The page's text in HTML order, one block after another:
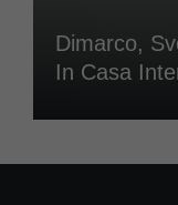
Dimarco,
In Casa